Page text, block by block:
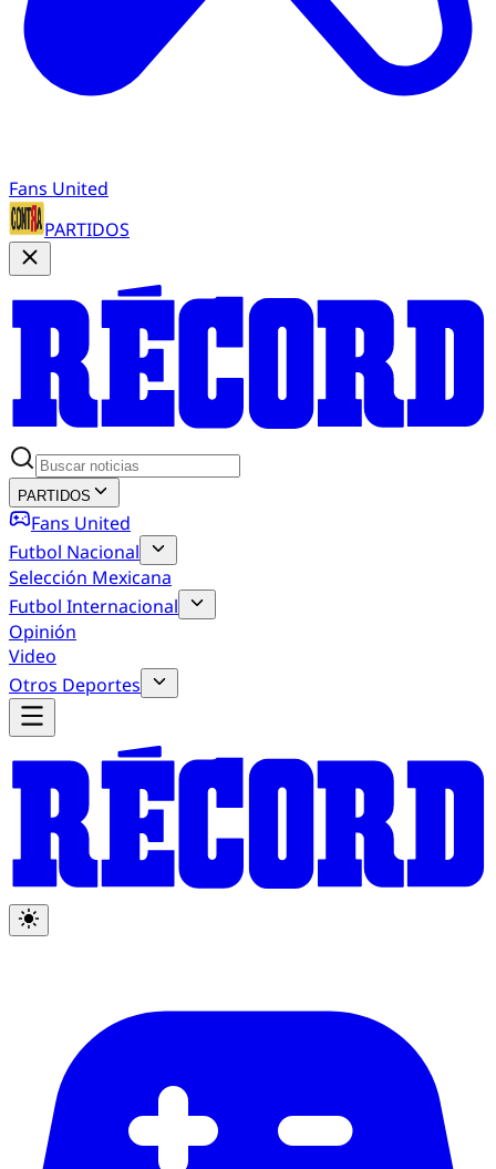
Fans United
PARTIDOS
PARTIDOS
Fans United
Futbol Nacional
Selección Mexicana
Futbol Internacional
Opinión
Video
Otros Deportes